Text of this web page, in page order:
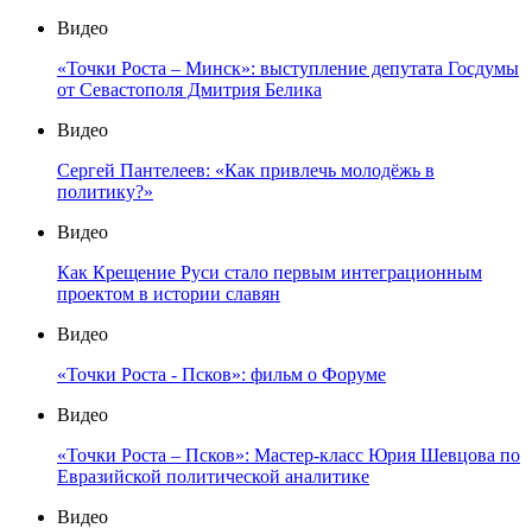
Видео
«Точки Роста – Минск»: выступление депутата Госдумы
от Севастополя Дмитрия Белика
Видео
Сергей Пантелеев: «Как привлечь молодёжь в
политику?»
Видео
Как Крещение Руси стало первым интеграционным
проектом в истории славян
Видео
«Точки Роста - Псков»: фильм о Форуме
Видео
«Точки Роста – Псков»: Мастер-класс Юрия Шевцова по
Евразийской политической аналитике
Видео